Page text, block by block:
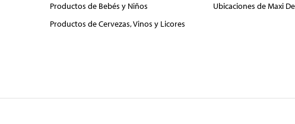
Productos de Bebés y Niños
Productos de Cervezas, Vinos y Licores
Ubicaciones de Maxi